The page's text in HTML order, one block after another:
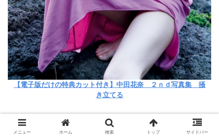
【電子版だけの特典カット付き】中田花奈 ２ｎｄ写真集 掻
き立てる
メニュー ホーム 検索 トップ サイドバー